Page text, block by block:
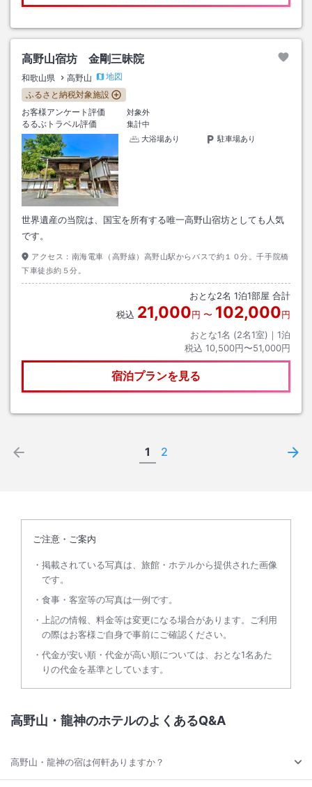
高野山宿坊 金剛三昧院
和歌山県 高野山
地図
ふるさと納税対象施設
お客様アンケート評価
対象外
るるぶトラベル評価
集計中
大浴場あり
駐車場あり
世界遺産の当院は、国宝を所有する唯一高野山宿坊としても人気
です。
アクセス： 南海電車（高野線）高野山駅からバスで約１０分。千手院橋
下車徒歩約５分。
おとな2名 1泊1部屋 合計
税込 21,000円 〜 102,000円
おとな1名 (2名1室)｜ 1泊
税込 10,500円〜51,000円
宿泊プランを見る
1 2
ご注意・ご案内
掲載されている写真は、旅館・ホテルから提供された画像
です。
食事・客室等の写真は一例です。
上記の情報、料金等は変更になる場合があります。ご利用
の際はお客様ご自身で事前にご確認ください。
代金が安い順・代金が高い順については、おとな1名あた
りの代金を基準としています。
高野山・龍神のホテルのよくあるQ&A
高野山・龍神の宿は何軒ありますか？